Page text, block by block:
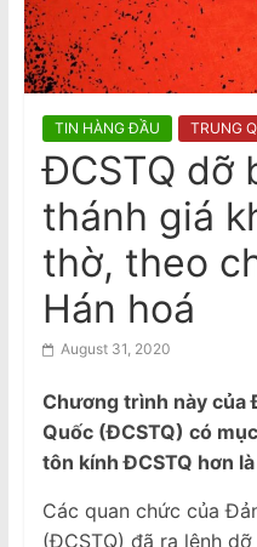
a
m
s
e
N
w
s
p
p
e
Tô Lâm
tại
tình
TIN HÀNG ĐẦU TRUNG
ĐCSTQ dỡ
thánh giá
thờ, theo
Hán hoá
August 31, 2020
Chương trình này của
Quốc (ĐCSTQ) có
tôn kính ĐCSTQ hơn
Các quan chức của
(ĐCSTQ) đã ra lệnh